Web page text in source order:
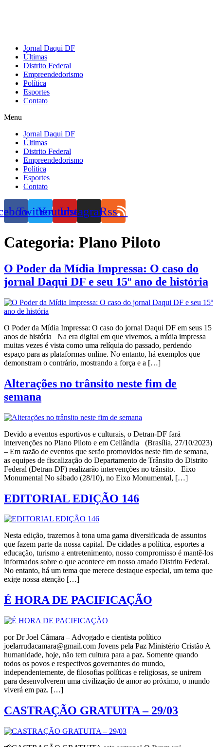
Jornal Daqui DF
Últimas
Distrito Federal
Empreendedorismo
Política
Esportes
Contato
Menu
Jornal Daqui DF
Últimas
Distrito Federal
Empreendedorismo
Política
Esportes
Contato
TwitterYoutubeInstagramRss
Categoria: Plano Piloto
O Poder da Mídia Impressa: O caso do
jornal Daqui DF e seu 15º ano de história
O Poder da Mídia Impressa: O caso do jornal Daqui DF em seus 15
anos de história Na era digital em que vivemos, a mídia impressa
muitas vezes é vista como uma relíquia do passado, perdendo
espaço para as plataformas online. No entanto, há exemplos que
demonstram o contrário, mostrando a força e a […]
Alterações no trânsito neste fim de
semana
Devido a eventos esportivos e culturais, o Detran-DF fará
intervenções no Plano Piloto e em Ceilândia (Brasília, 27/10/2023)
– Em razão de eventos que serão promovidos neste fim de semana,
as equipes de fiscalização do Departamento de Trânsito do Distrito
Federal (Detran-DF) realizarão intervenções no trânsito. Eixo
Monumental No sábado (28/10), no Eixo Monumental, […]
EDITORIAL EDIÇÃO 146
Nesta edição, trazemos à tona uma gama diversificada de assuntos
que fazem parte da nossa capital. De cidades a política, esportes a
educação, turismo a entretenimento, nosso compromisso é mantê-los
informados sobre o que acontece em nosso amado Distrito Federal.
No entanto, há um tema que merece destaque especial, um tema que
exige nossa atenção […]
É HORA DE PACIFICAÇÃO
por Dr Joel Câmara – Advogado e cientista político
joelarrudacamara@gmail.com Jovens pela Paz Ministério Cristão A
humanidade, hoje, não tem cultura para a paz. Somente quando
todos os povos e respectivos governantes do mundo,
independentemente, de filosofias políticas e religiosas, se unirem
para desenvolverem uma civilização de amor ao próximo, o mundo
viverá em paz. […]
CASTRAÇÃO GRATUITA – 29/03